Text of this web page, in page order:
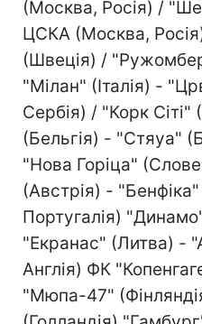
(Москва, Росія) /
ЦСКА (Москва,
(Швеція) /
"Мілан" (Італія) -
Сербія) / "Корк Сіті"
(Бельгія) - "Стяуа"
"Нова Горіца"
(Австрія) -
Португалія)
"Екранас" (Литва) -
Англія) ФК
"Мюпа-47"